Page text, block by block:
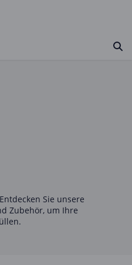
Sie unsere
Zubehör, um Ihre